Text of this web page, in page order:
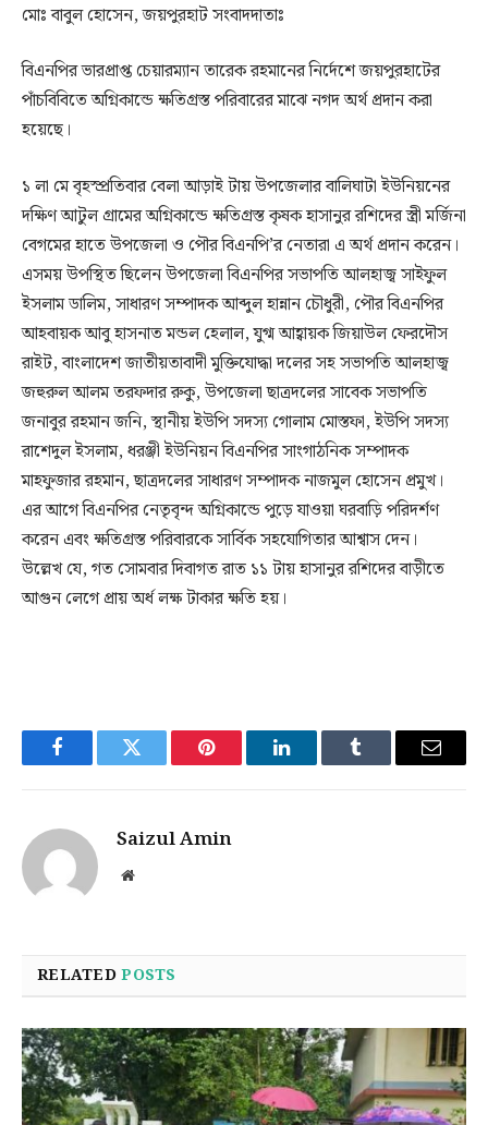
মোঃ বাবুল হোসেন, জয়পুরহাট সংবাদদাতাঃ
বিএনপির ভারপ্রাপ্ত চেয়ারম্যান তারেক রহমানের নির্দেশে জয়পুরহাটের
পাঁচবিবিতে অগ্নিকান্ডে ক্ষতিগ্রস্ত পরিবারের মাঝে নগদ অর্থ প্রদান করা
হয়েছে।
১ লা মে বৃহস্প্রতিবার বেলা আড়াই টায় উপজেলার বালিঘাটা ইউনিয়নের
দক্ষিণ আটুল গ্রামের অগ্নিকান্ডে ক্ষতিগ্রস্ত কৃষক হাসানুর রশিদের স্ত্রী মর্জিনা
বেগমের হাতে উপজেলা ও পৌর বিএনপি’র নেতারা এ অর্থ প্রদান করেন।
এসময় উপস্থিত ছিলেন উপজেলা বিএনপির সভাপতি আলহাজ্ব সাইফুল
ইসলাম ডালিম, সাধারণ সম্পাদক আব্দুল হান্নান চৌধুরী, পৌর বিএনপির
আহবায়ক আবু হাসনাত মন্ডল হেলাল, যুগ্ম আহ্বায়ক জিয়াউল ফেরদৌস
রাইট, বাংলাদেশ জাতীয়তাবাদী মুক্তিযোদ্ধা দলের সহ সভাপতি আলহাজ্ব
জহুরুল আলম তরফদার রুকু, উপজেলা ছাত্রদলের সাবেক সভাপতি
জনাবুর রহমান জনি, স্থানীয় ইউপি সদস্য গোলাম মোস্তফা, ইউপি সদস্য
রাশেদুল ইসলাম, ধরঞ্জী ইউনিয়ন বিএনপির সাংগাঠনিক সম্পাদক
মাহফুজার রহমান, ছাত্রদলের সাধারণ সম্পাদক নাজমুল হোসেন প্রমুখ।
এর আগে বিএনপির নেতৃবৃন্দ অগ্নিকান্ডে পুড়ে যাওয়া ঘরবাড়ি পরিদর্শণ
করেন এবং ক্ষতিগ্রস্ত পরিবারকে সার্বিক সহযোগিতার আশ্বাস দেন।
উল্লেখ যে, গত সোমবার দিবাগত রাত ১১ টায় হাসানুর রশিদের বাড়ীতে
আগুন লেগে প্রায় অর্ধ লক্ষ টাকার ক্ষতি হয়।
FacebookTwitter Pinterest LinkedInTumblr Email
Saizul Amin
Website
RELATEDPOSTS